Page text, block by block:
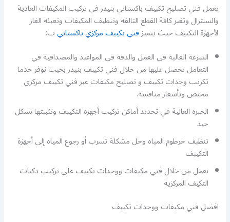
يعمل فني تصليح تكييف باكستاني بنيدر في تركيب المكيفات العادية
والسنترال وتغير كافة القطع التالفة وتنظيف المكيفات وتعبئة الغاز
لأجهزة التكييف حيث يتميزفني تكييف مركزي باكستانيب:
السرعة العالية في العمل والدقة في المواعيد والمصداقية في
التعامل تحصل عليها من خلال فني تكييف بنيدر بحيث نوفر خدما
تكريب وحدات تكييف و تصليح مكيفات عبر فني تكييف مركزي
مختص وبأسعار منافسة.
الخبرة العالية في تحديد أماكن تركيب أجهزة التكييف وتثبيتها بشكل
جيد
تنظيف خرطوم المياه وحل مشكلة تسرب أو رجوع المياه إلى أجهزة
التكييف
نعمل من خلال فني مكيفات ووحدات تكييف على تركيب دكتات
التكيف المركزية
افضل فني مكيفات ووحدات تكييف